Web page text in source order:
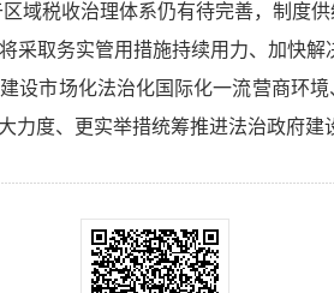
域税收治理体系仍有待完善，制度
采取务实管用措施持续用力、加快
设市场化法治化国际化一流营商环
度、更实举措统筹推进法治政府建